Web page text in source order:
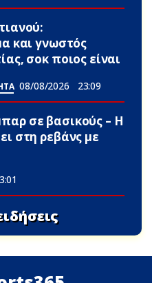
και γνωστός
σoκ ποιος είναι
08/08/2026 23:09
σε βασικούς – Η
στη ρεβάνς με